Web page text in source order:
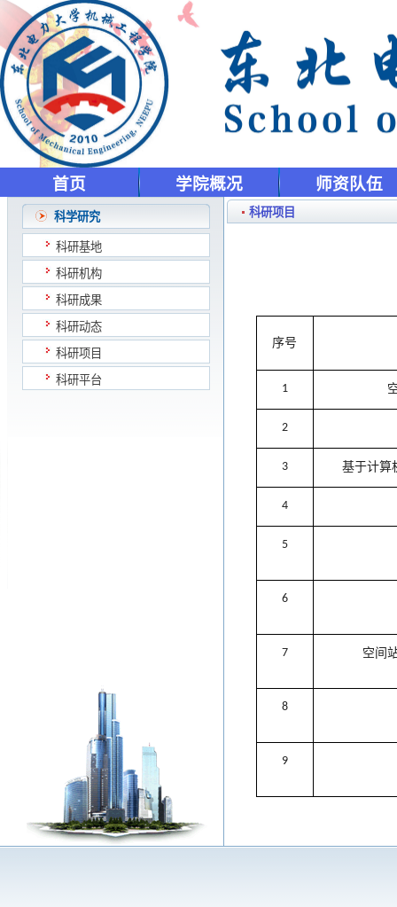
首页 学院概况 师资队伍
科学研究
科研基地
科研机构
科研成果
科研动态
科研项目
科研平台
科研项目
序号
1
2
3 基于计算
4
5
6
7 空间
8
9